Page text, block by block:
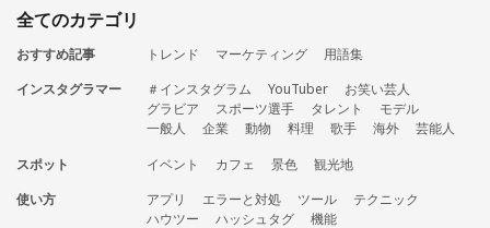
全てのカテゴリ
おすすめ記事 トレンド マーケティング
用語集
インスタグラマー
＃インスタグラム YouTuber
お笑い芸人
グラビア
スポーツ選手 タレント
モデル
一般人
企業 動物 料理 歌手 海外
芸能人
スポット
イベント カフェ 景色
観光地
使い方
アプリ エラーと対処 ツール
テクニック
ハウツー
ハッシュタグ 機能